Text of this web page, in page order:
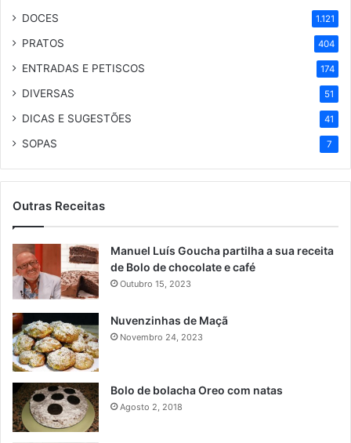
DOCES 1.121
PRATOS 404
ENTRADAS E PETISCOS 174
DIVERSAS 51
DICAS E SUGESTÕES 41
SOPAS 7
Outras Receitas
Manuel Luís Goucha partilha a sua receita
de Bolo de chocolate e café
Outubro 15, 2023
Nuvenzinhas de Maçã
Novembro 24, 2023
Bolo de bolacha Oreo com natas
Agosto 2, 2018